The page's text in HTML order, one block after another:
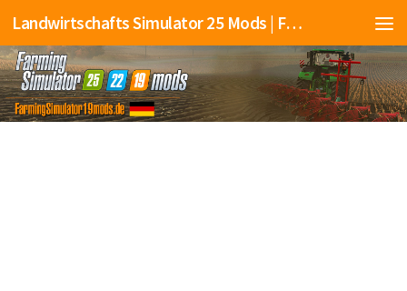
Landwirtschafts Simulator 25 Mods | Farming Simulator 25 Mods | FS25 Mods